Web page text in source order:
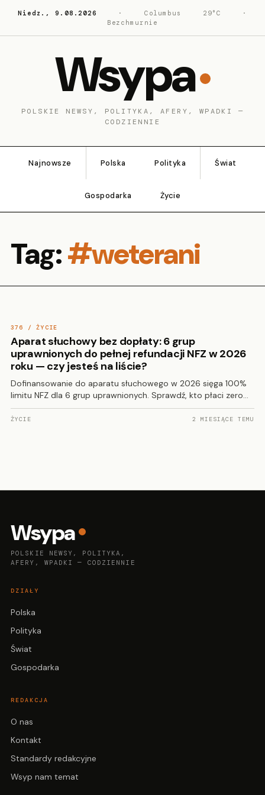
Niedz., 9.08.2026 · Columbus 29°C
·
Bezchmurnie
Wsypa
POLSKIE NEWSY, POLITYKA, AFERY, WPADKI —
CODZIENNIE
Najnowsze Polska Polityka Świat
Gospodarka Życie
Tag:#weterani
376 / ŻYCIE
Aparat słuchowy bez dopłaty: 6 grup
uprawnionych do pełnej refundacji NFZ w 2026
roku — czy jesteś na liście?
Dofinansowanie do aparatu słuchowego w 2026 sięga 100%
limitu NFZ dla 6 grup uprawnionych. Sprawdź, kto płaci zero…
ŻYCIE 2 MIESIĄCE TEMU
Wsypa
POLSKIE NEWSY, POLITYKA,
AFERY, WPADKI — CODZIENNIE
DZIAŁY
Polska
Polityka
Świat
Gospodarka
REDAKCJA
O nas
Kontakt
Standardy redakcyjne
Wsyp nam temat